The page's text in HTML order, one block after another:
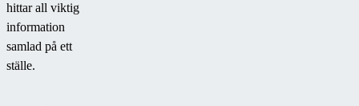
hittar all viktig
information
samlad på ett
ställe.